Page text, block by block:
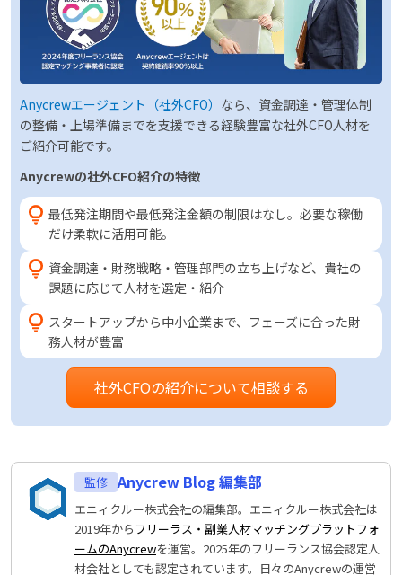
Anycrewエージェント（社外CFO） なら、資金調達・管理体制
の整備・上場準備までを支援できる経験豊富な社外CFO人材を
ご紹介可能です。
Anycrewの社外CFO紹介の特徴
最低発注期間や最低発注金額の制限はなし。必要な稼働
だけ柔軟に活用可能。
資金調達・財務戦略・管理部門の立ち上げなど、貴社の
課題に応じて人材を選定・紹介
スタートアップから中小企業まで、フェーズに合った財
務人材が豊富
社外CFOの紹介について相談する
Anycrew Blog 編集部
エニィクルー株式会社の編集部。エニィクルー株式会社は
2019年からフリーラス・副業人材マッチングプラットフォ
ームのAnycrewを運営。2025年のフリーランス協会認定人
材会社としても認定されています。日々のAnycrewの運営